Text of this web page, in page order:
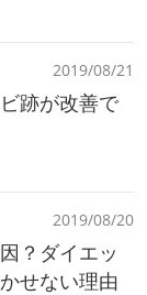
2019/08/21
跡が改善で
2019/08/20
？ダイエッ
せない理由